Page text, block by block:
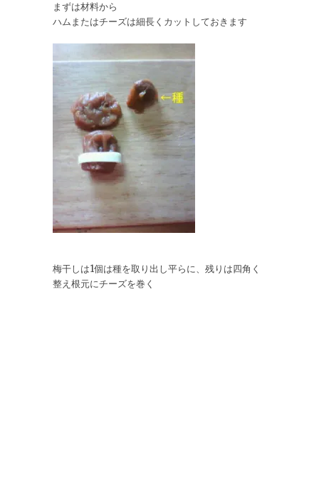
まずは材料から
ハムまたはチーズは細長くカットしておきます
梅干しは1個は種を取り出し平らに、残りは四角く
整え根元にチーズを巻く